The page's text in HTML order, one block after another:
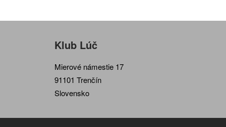
Klub Lúč
Mierové námestie 17
91101 Trenčín
Slovensko